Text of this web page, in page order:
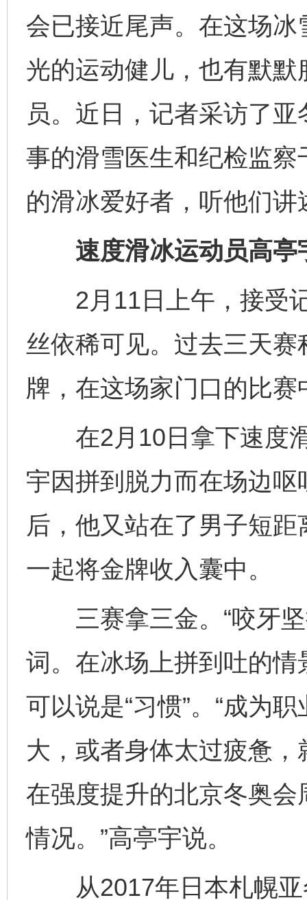
会已接近尾声。在这场
光的运动健儿，也有默
员。近日，记者采访了
事的滑雪医生和纪检监察
的滑冰爱好者，听他们
速度滑冰运动员高亭
2月11日上午，接受记
丝依稀可见。过去三天
牌，在这场家门口的比赛
在2月10日拿下速度滑
宇因拼到脱力而在场边
后，他又站在了男子短
一起将金牌收入囊中。
三赛拿三金。“咬牙坚
词。在冰场上拼到吐的
可以说是“习惯”。“成为
大，或者身体太过疲惫
在强度提升的北京冬奥会
情况。”高亭宇说。
从2017年日本札幌亚